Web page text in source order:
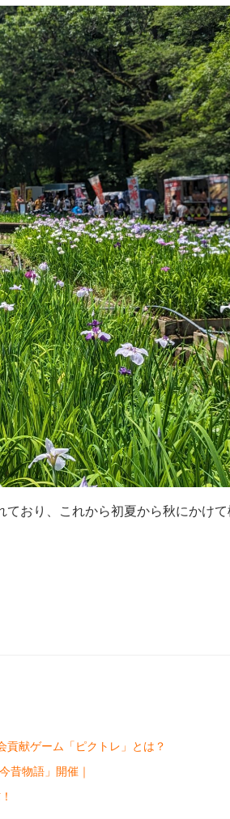
おり、これから初夏から秋にかけ
献ゲーム「ピクトレ」とは？
昔物語」開催｜